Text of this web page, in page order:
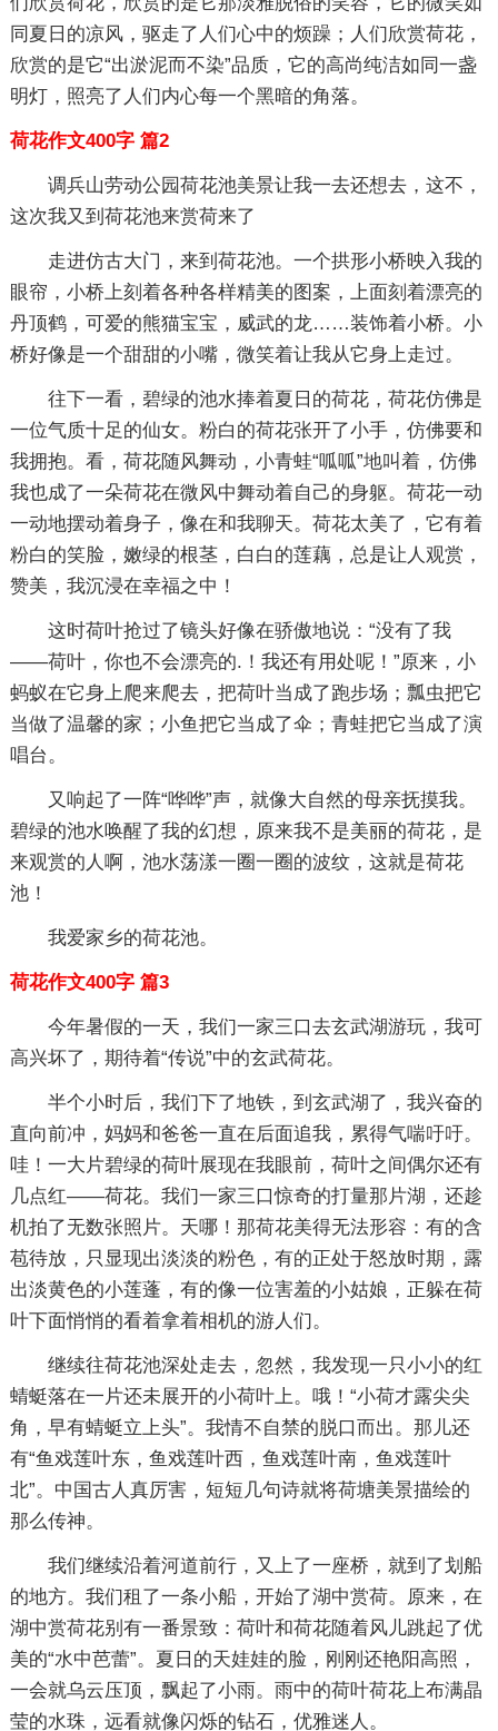
同夏日的凉风，驱走了人们心中的烦躁；人们欣赏荷花，
欣赏的是它“出淤泥而不染”品质，它的高尚纯洁如同一盏
明灯，照亮了人们内心每一个黑暗的角落。
荷花作文400字 篇2
调兵山劳动公园荷花池美景让我一去还想去，这不，
这次我又到荷花池来赏荷来了
走进仿古大门，来到荷花池。一个拱形小桥映入我的
眼帘，小桥上刻着各种各样精美的图案，上面刻着漂亮的
丹顶鹤，可爱的熊猫宝宝，威武的龙……装饰着小桥。小
桥好像是一个甜甜的小嘴，微笑着让我从它身上走过。
往下一看，碧绿的池水捧着夏日的荷花，荷花仿佛是
一位气质十足的仙女。粉白的荷花张开了小手，仿佛要和
我拥抱。看，荷花随风舞动，小青蛙“呱呱”地叫着，仿佛
我也成了一朵荷花在微风中舞动着自己的身躯。荷花一动
一动地摆动着身子，像在和我聊天。荷花太美了，它有着
粉白的笑脸，嫩绿的根茎，白白的莲藕，总是让人观赏，
赞美，我沉浸在幸福之中！
这时荷叶抢过了镜头好像在骄傲地说：“没有了我
――荷叶，你也不会漂亮的.！我还有用处呢！”原来，小
蚂蚁在它身上爬来爬去，把荷叶当成了跑步场；瓢虫把它
当做了温馨的家；小鱼把它当成了伞；青蛙把它当成了演
唱台。
又响起了一阵“哗哗”声，就像大自然的母亲抚摸我。
碧绿的池水唤醒了我的幻想，原来我不是美丽的荷花，是
来观赏的人啊，池水荡漾一圈一圈的波纹，这就是荷花
池！
我爱家乡的荷花池。
荷花作文400字 篇3
今年暑假的一天，我们一家三口去玄武湖游玩，我可
高兴坏了，期待着“传说”中的玄武荷花。
半个小时后，我们下了地铁，到玄武湖了，我兴奋的
直向前冲，妈妈和爸爸一直在后面追我，累得气喘吁吁。
哇！一大片碧绿的荷叶展现在我眼前，荷叶之间偶尔还有
几点红――荷花。我们一家三口惊奇的打量那片湖，还趁
机拍了无数张照片。天哪！那荷花美得无法形容：有的含
苞待放，只显现出淡淡的粉色，有的正处于怒放时期，露
出淡黄色的小莲蓬，有的像一位害羞的小姑娘，正躲在荷
叶下面悄悄的看着拿着相机的游人们。
继续往荷花池深处走去，忽然，我发现一只小小的红
蜻蜓落在一片还未展开的小荷叶上。哦！“小荷才露尖尖
角，早有蜻蜓立上头”。我情不自禁的脱口而出。那儿还
有“鱼戏莲叶东，鱼戏莲叶西，鱼戏莲叶南，鱼戏莲叶
北”。中国古人真厉害，短短几句诗就将荷塘美景描绘的
那么传神。
我们继续沿着河道前行，又上了一座桥，就到了划船
的地方。我们租了一条小船，开始了湖中赏荷。原来，在
湖中赏荷花别有一番景致：荷叶和荷花随着风儿跳起了优
美的“水中芭蕾”。夏日的天娃娃的脸，刚刚还艳阳高照，
一会就乌云压顶，飘起了小雨。雨中的荷叶荷花上布满晶
莹的水珠，远看就像闪烁的钻石，优雅迷人。